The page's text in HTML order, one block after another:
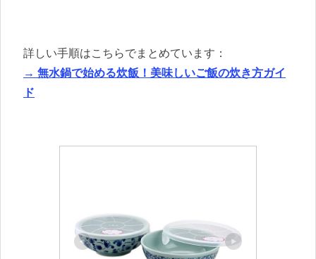
詳しい手順はこちらでまとめています：
→ 無水鍋で始める炊飯！美味しいご飯の炊き方ガイ
ド